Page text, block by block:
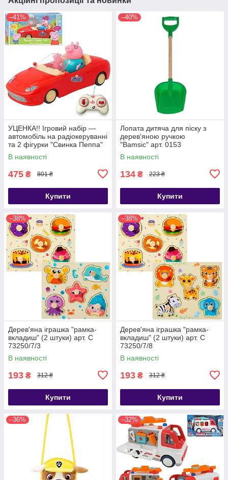
–41%
УЦЕНКА!! Ігровий набір —
автомобіль на радіокеруванні
та 2 фігурки "Свинка Пеппа"
(Peppa Pig) арт. 000-1
В наявності
475 ₴ 801 ₴
Купити
–40%
Лопата дитяча для піску з
дерев'яною ручкою
"Bamsic" арт. 0153
В наявності
134 ₴ 223 ₴
Купити
–38%
Дерев'яна іграшка "рамка-
вкладиш" (2 штуки) арт. C
73250/7/3
В наявності
193 ₴ 312 ₴
Купити
–38%
Дерев'яна іграшка "рамка-
вкладиш" (2 штуки) арт. C
73250/7/8
В наявності
193 ₴ 312 ₴
Купити
–36% –32%